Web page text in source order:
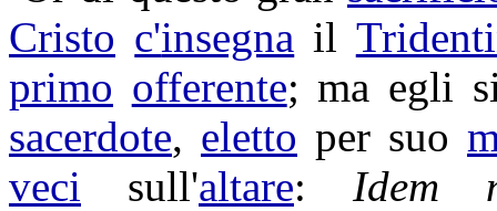
Cristo c'insegna il
primo offerente; ma egli
sacerdote, eletto per suo
veci sull'altare: Idem